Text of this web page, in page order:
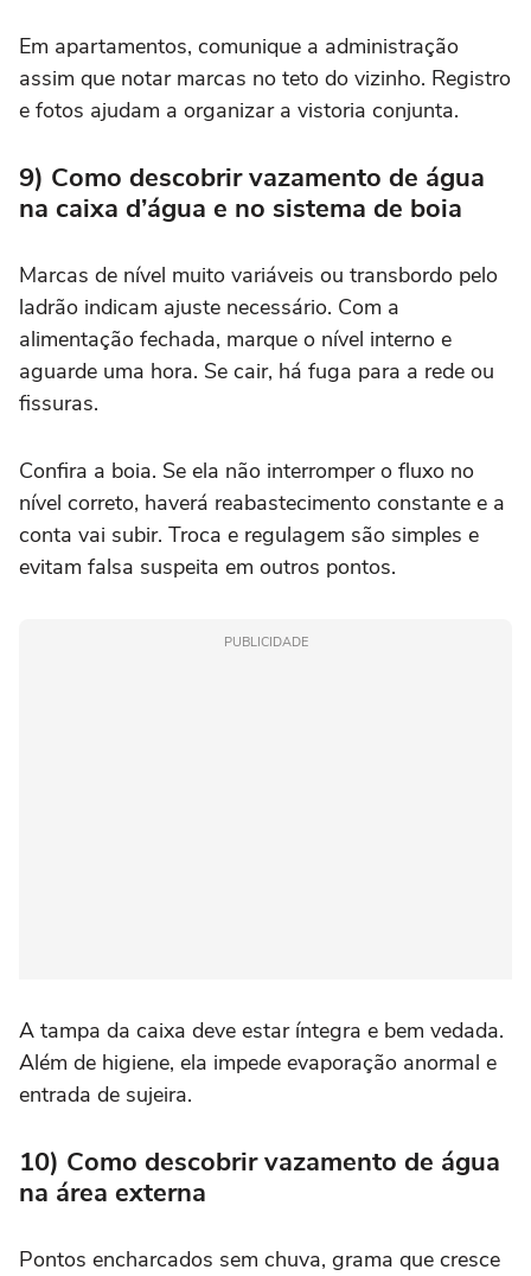
Em apartamentos, comunique a administração
assim que notar marcas no teto do vizinho. Registro
e fotos ajudam a organizar a vistoria conjunta.
9) Como descobrir vazamento de água
na caixa d’água e no sistema de boia
Marcas de nível muito variáveis ou transbordo pelo
ladrão indicam ajuste necessário. Com a
alimentação fechada, marque o nível interno e
aguarde uma hora. Se cair, há fuga para a rede ou
fissuras.
Confira a boia. Se ela não interromper o fluxo no
nível correto, haverá reabastecimento constante e a
conta vai subir. Troca e regulagem são simples e
evitam falsa suspeita em outros pontos.
PUBLICIDADE
A tampa da caixa deve estar íntegra e bem vedada.
Além de higiene, ela impede evaporação anormal e
entrada de sujeira.
10) Como descobrir vazamento de água
na área externa
Pontos encharcados sem chuva, grama que cresce